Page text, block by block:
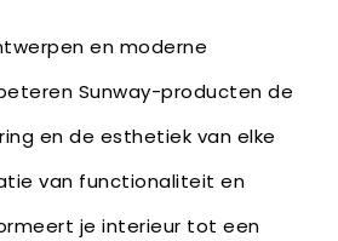
en moderne
Sunway-producten de
en de esthetiek van elke
van functionaliteit en
je interieur tot een